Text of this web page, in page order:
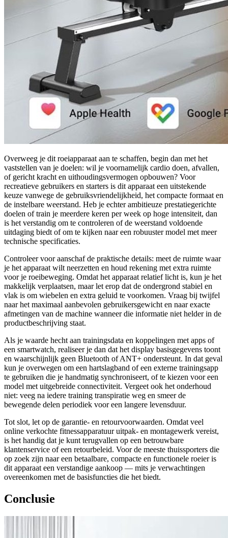
Overweeg je dit roeiapparaat aan te schaffen, begin dan met het
vaststellen van je doelen: wil je voornamelijk cardio doen, afvallen,
of gericht kracht en uithoudingsvermogen opbouwen? Voor
recreatieve gebruikers en starters is dit apparaat een uitstekende
keuze vanwege de gebruiksvriendelijkheid, het compacte formaat en
de instelbare weerstand. Heb je echter ambitieuze prestatiegerichte
doelen of train je meerdere keren per week op hoge intensiteit, dan
is het verstandig om te controleren of de weerstand voldoende
uitdaging biedt of om te kijken naar een robuuster model met meer
technische specificaties.
Controleer voor aanschaf de praktische details: meet de ruimte waar
je het apparaat wilt neerzetten en houd rekening met extra ruimte
voor je roeibeweging. Omdat het apparaat relatief licht is, kun je het
makkelijk verplaatsen, maar let erop dat de ondergrond stabiel en
vlak is om wiebelen en extra geluid te voorkomen. Vraag bij twijfel
naar het maximaal aanbevolen gebruikersgewicht en naar exacte
afmetingen van de machine wanneer die informatie niet helder in de
productbeschrijving staat.
Als je waarde hecht aan trainingsdata en koppelingen met apps of
een smartwatch, realiseer je dan dat het display basisgegevens toont
en waarschijnlijk geen Bluetooth of ANT+ ondersteunt. In dat geval
kun je overwegen om een hartslagband of een externe trainingsapp
te gebruiken die je handmatig synchroniseert, of te kiezen voor een
model met uitgebreide connectiviteit. Vergeet ook het onderhoud
niet: veeg na iedere training transpiratie weg en smeer de
bewegende delen periodiek voor een langere levensduur.
Tot slot, let op de garantie- en retourvoorwaarden. Omdat veel
online verkochte fitnessapparatuur uitpak- en montagewerk vereist,
is het handig dat je kunt terugvallen op een betrouwbare
klantenservice of een retourbeleid. Voor de meeste thuissporters die
op zoek zijn naar een betaalbare, compacte en functionele roeier is
dit apparaat een verstandige aankoop — mits je verwachtingen
overeenkomen met de basisfuncties die het biedt.
Conclusie